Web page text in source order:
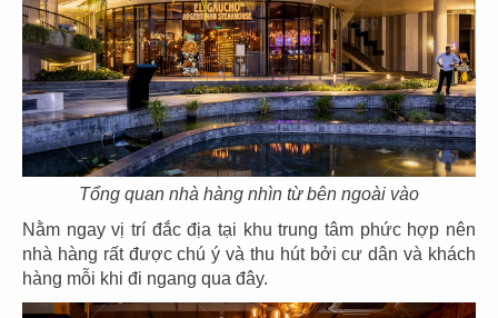
Tổng quan nhà hàng nhìn từ bên ngoài vào
Nằm ngay vị trí đắc địa tại khu trung tâm phức hợp nên
nhà hàng rất được chú ý và thu hút bởi cư dân và khách
hàng mỗi khi đi ngang qua đây.
91
UNAGI
CN Thái Văn Lung
92
DENKI
CN Thảo Điền, Q.2
93
HANA YA SHIKI
94
TOHOKU